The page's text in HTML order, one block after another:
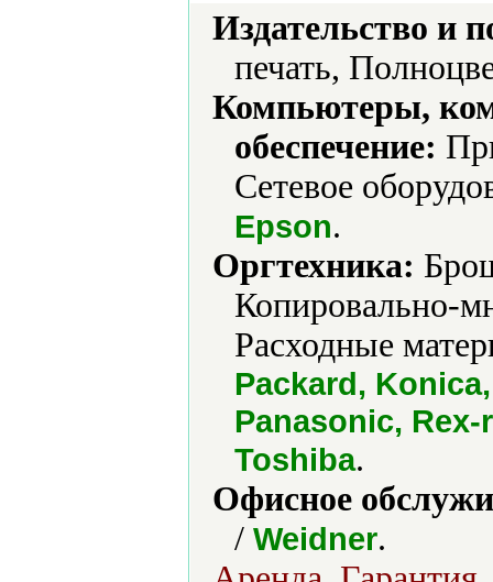
Издательство и
печать,
Компьютеры,
обеспечение:
Сетевое
Epson.
Оргтехника:
Копировально-
Расходные
Packard,
Panasonic,
Toshiba.
Офисное
/ Weidner.